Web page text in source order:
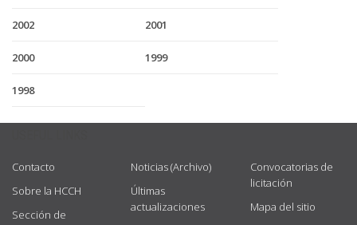
2002 2001
2000 1999
1998
Contacto
Sobre la HCCH
Sección de
Noticias (Archivo)
Últimas
actualizaciones
Convocatorias de
licitación
Mapa del sitio